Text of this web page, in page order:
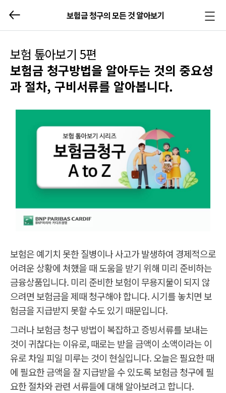
보험금 청구의 모든 것 알아보기
메뉴
열기/
보험 톺아보기 5편
보험금 청구방법을 알아두는 것의 중요성
과 절차, 구비서류를 알아봅니다.
보험은 예기치 못한 질병이나 사고가 발생하여 경제적으로
어려운 상황에 처했을 때 도움을 받기 위해 미리 준비하는
금융상품입니다. 미리 준비한 보험이 무용지물이 되지 않
으려면 보험금을 제때 청구해야 합니다. 시기를 놓치면 보
험금을 지급받지 못할 수도 있기 때문입니다.
그러나 보험금 청구 방법이 복잡하고 증빙서류를 보내는
것이 귀찮다는 이유로, 때로는 받을 금액이 소액이라는 이
유로 차일 피일 미루는 것이 현실입니다. 오늘은 필요한 때
에 필요한 금액을 잘 지급받을 수 있도록 보험금 청구에 필
요한 절차와 관련 서류들에 대해 알아보려고 합니다.